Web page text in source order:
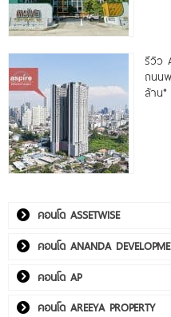
รีวิว
ถนน
ล้าน*
คอนโด ASSETWISE
คอนโด ANANDA
คอนโด AP
คอนโด AREEYA PROPERTY